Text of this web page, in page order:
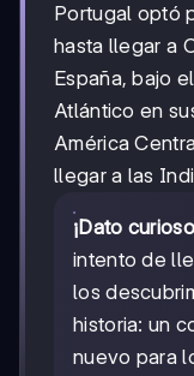
Portugal optó
hasta llegar a
España, bajo
Atlántico en
América
llegar a las
¡Dato
intento de
los
historia: un
nuevo para